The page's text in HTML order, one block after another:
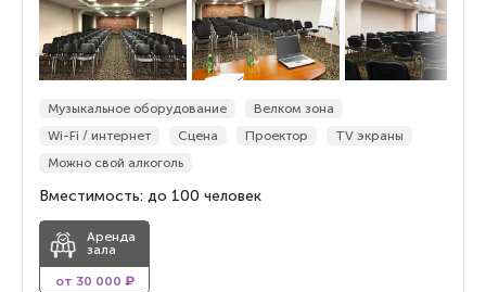
Музыкальное оборудование
Велком зона
Wi-Fi / интернет
Сцена Проектор
TV экраны
Можно свой алкоголь
Вместимость: до 100 человек
Аренда
зала
от 30 000 ₽